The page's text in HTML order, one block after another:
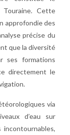
Touraine. Cette
approfondie des
précise du
que la diversité
ses formations
directement le
via
d’eau sur